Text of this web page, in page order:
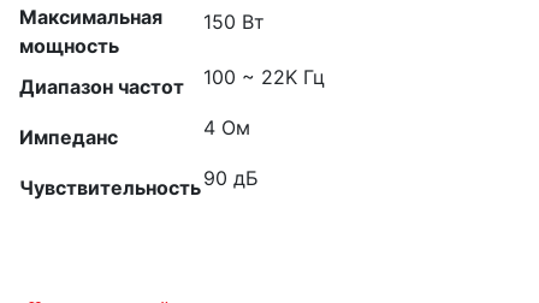
Максимальная
мощность
150 Вт
Диапазон частот 100 ~ 22K Гц
Импеданс 4 Ом
Чувствительность90 дБ